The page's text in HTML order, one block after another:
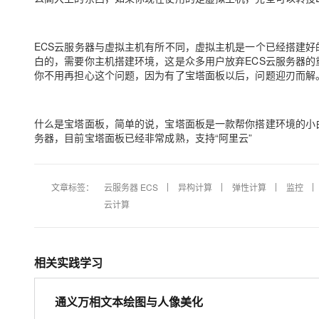
ECS云服务器与虚拟主机有所不同，虚拟主机是一个已经搭建
白的，需要你主机搭建环境，这是众多用户放弃ECS云服务器
你不用再担心这个问题，因为有了宝塔面板以后，问题迎刃而解
什么是宝塔面板，简单的说，宝塔面板是一款帮你搭建环境的
务器，目前宝塔面板已经非常成熟，支持“阿里云”
文章标签： 云服务器 ECS 异构计算 弹性计算
监控
云计算
相关实践学习
通义万相文本绘图与人像美化